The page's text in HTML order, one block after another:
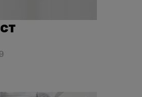
21,99
Aktionspreis: EUR 39,99